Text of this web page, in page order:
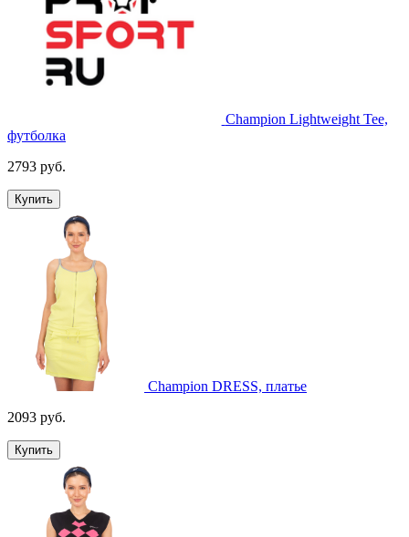
Champion Lightweight Tee,
футболка
2793 руб.
Купить
Champion DRESS, платье
2093 руб.
Купить